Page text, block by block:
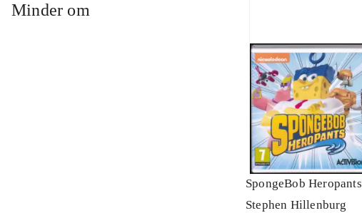
Minder om
SpongeBob Heropants
Stephen Hillenburg